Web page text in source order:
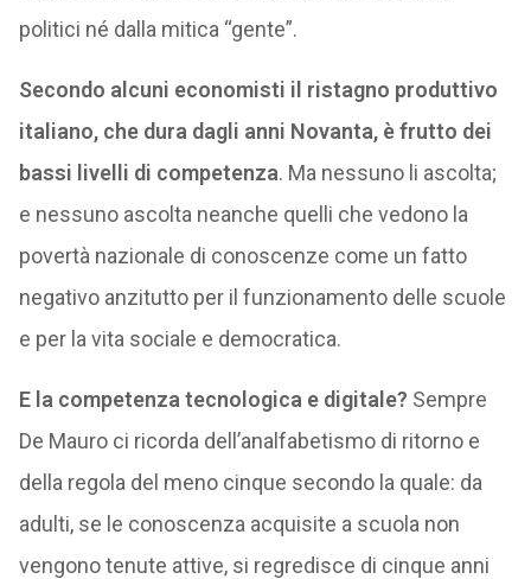
politici né dalla mitica “gente”.
Secondo alcuni economisti il ristagno produttivo
italiano, che dura dagli anni Novanta, è frutto dei
bassi livelli di competenza. Ma nessuno li ascolta;
e nessuno ascolta neanche quelli che vedono la
povertà nazionale di conoscenze come un fatto
negativo anzitutto per il funzionamento delle scuole
e per la vita sociale e democratica.
E la competenza tecnologica e digitale? Sempre
De Mauro ci ricorda dell’analfabetismo di ritorno e
della regola del meno cinque secondo la quale: da
adulti, se le conoscenza acquisite a scuola non
vengono tenute attive, si regredisce di cinque anni